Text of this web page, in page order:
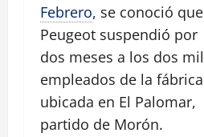
Febrero, se conoció que
Peugeot suspendió por
dos meses a los dos mil
empleados de la fábrica
ubicada en El Palomar,
partido de Morón.